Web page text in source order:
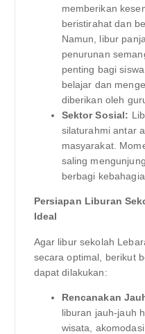
memberikan
beristirahat dan
Namun, libur
penurunan
penting bagi
belajar dan
diberikan oleh
Sektor Sosial:
silaturahmi antar
masyarakat.
saling
berbagi
Persiapan Liburan
Ideal
Agar libur sekolah
secara optimal, berikut
dapat dilakukan:
Rencanakan
liburan jauh-jauh
wisata,